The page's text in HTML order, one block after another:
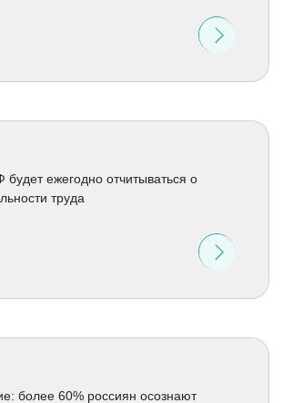
ежегодно отчитываться о
труда
более 60% россиян осознают